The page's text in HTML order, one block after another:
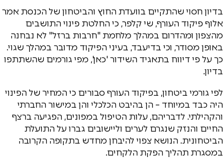
בדיון חסוי שהתקיים בוועדת החוץ והביטחון של הכנסת אמר
אלוף פיקוד העורף, שי קלפר, כי החלטת פינוי התושבים
מהצפון ומהדרום במהלך מלחמת "חרבות ברזל" לא נבחנה
באופן מסודר, וכי בדיעבד, בעיני הפיקוד מדובר במהלך שגוי.
כך על פי דיווח בתאגיד השידור 'כאן', מפי גורמים שהשתתפו
בדיון.
לפי גורמי ביטחון, בפיקוד העורף סבורים כי המחיר של הפינוי
היה כבד במיוחד – הן בהיבט הכלכלי והן במישור החברתי
והקהילתי. לדבריהם, עלות הטיפול במפונים, הפגיעה ברצף
החיים והנזק שנגרם לערים וליישובים גברו על התועלת
הביטחונית. הנושא צפוי להיבחן מחדש בתקופה הקרובה
במסגרת תהליך הפקת הלקחים.